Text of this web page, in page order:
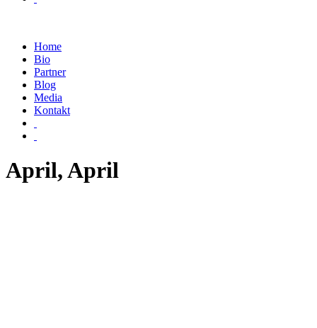
Home
Bio
Partner
Blog
Media
Kontakt
April, April